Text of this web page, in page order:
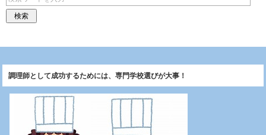
調理師として成功するためには、専門学校選びが大事！